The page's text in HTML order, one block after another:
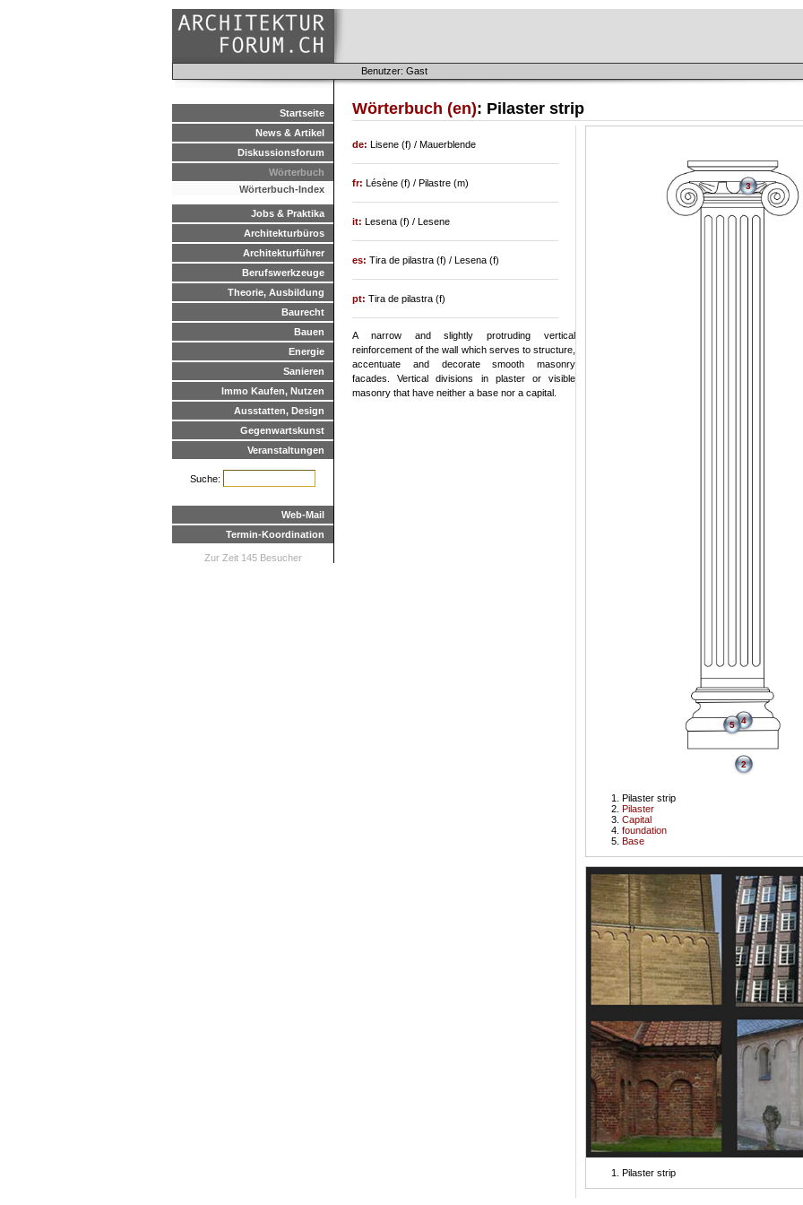
Benutzer: Gast
Startseite
News & Artikel
Diskussionsforum
Wörterbuch
Wörterbuch-Index
Jobs & Praktika
Architekturbüros
Architekturführer
Berufswerkzeuge
Theorie, Ausbildung
Baurecht
Bauen
Energie
Sanieren
Immo Kaufen, Nutzen
Ausstatten, Design
Gegenwartskunst
Veranstaltungen
Suche:
Web-Mail
Termin-Koordination
Zur Zeit 145 Besucher
Wörterbuch (en): Pilaster strip
Pilaster strip
Pilaster
2
Capital
3
foundation
4
Base
5
Pilaster strip
de: Lisene (f) / Mauerblende
fr: Lésène (f) / Pilastre (m)
it: Lesena (f) / Lesene
es: Tira de pilastra (f) / Lesena (f)
pt: Tira de pilastra (f)
A narrow and slightly protruding vertical
reinforcement of the wall which serves to structure,
accentuate and decorate smooth masonry
facades. Vertical divisions in plaster or visible
masonry that have neither a base nor a capital.